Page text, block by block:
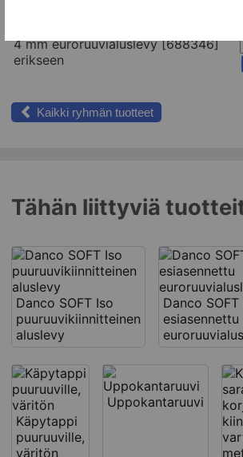
4 mm euroruuvialuslevy [688346]
erikseen
Kaikki ryhmän tuotteet
Tähän liittyviä
Danco SOFT Iso
puuruuvikiinnitteinen
aluslevy
Danco SOFT
esiasennettu
Käpytappi
puuruuville,
väritön
Uppokantaruuvi